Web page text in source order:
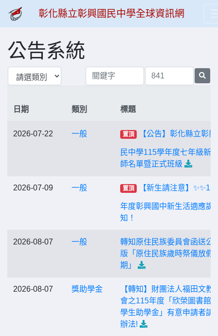
彰化縣立彰興國民中學全球資訊網
公告系統
日期 類別 標題
2026-07-22 一般 置頂 【公告】彰化縣立彰
民中學115學年度七年級新
師名單暨正式班級
2026-07-09 一般 置頂 【新生請注意】
年度彰興國中新生活適應課
知！
2026-08-07 一般
轉知原住民族委員會函送公
版「原住民族歲時祭儀放假
期」
2026-08-07 獎助學金
【轉知】財團法人福田文教
會之115年度「欣榮圖書館
學生助學金」有意申請者請
辦法!